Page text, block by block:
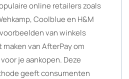
online retailers zoals
Coolblue en H&M
van winkels
van AfterPay om
je aankopen. Deze
geeft consumenten